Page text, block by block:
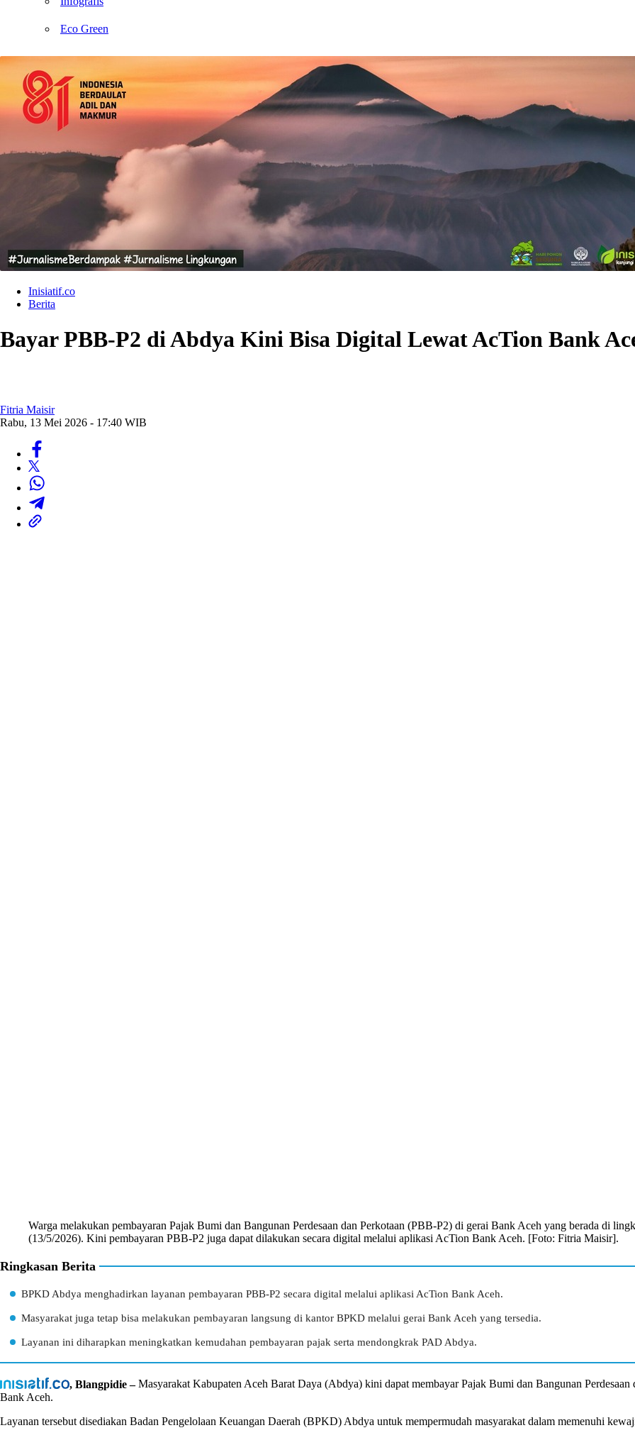
Eco Green
Inisiatif.co
Berita
Bayar PBB-P2 di Abdya Kini Bisa Digital Lewat AcTion Bank
Fitria Maisir
Rabu, 13 Mei 2026 - 17:40 WIB
Warga melakukan pembayaran Pajak Bumi dan Bangunan Perdesaan dan Perkotaan (PBB-P2) di gerai Bank Aceh yang berada di
(13/5/2026). Kini pembayaran PBB-P2 juga dapat dilakukan secara digital melalui aplikasi AcTion Bank Aceh. [Foto: Fitria Maisir].
Ringkasan Berita
BPKD Abdya menghadirkan layanan pembayaran PBB-P2 secara digital melalui aplikasi AcTion Bank Aceh.
Masyarakat juga tetap bisa melakukan pembayaran langsung di kantor BPKD melalui gerai Bank Aceh yang tersedia.
Layanan ini diharapkan meningkatkan kemudahan pembayaran pajak serta mendongkrak PAD Abdya.
, Blangpidie –Masyarakat Kabupaten Aceh Barat Daya (Abdya) kini dapat membayar Pajak Bumi dan Bangunan
Bank Aceh.
Layanan tersebut disediakan Badan Pengelolaan Keuangan Daerah (BPKD) Abdya untuk mempermudah masyarakat dalam memenuhi